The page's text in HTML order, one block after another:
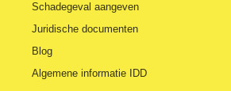
Schadegeval aangeven
Juridische documenten
Blog
Algemene informatie IDD